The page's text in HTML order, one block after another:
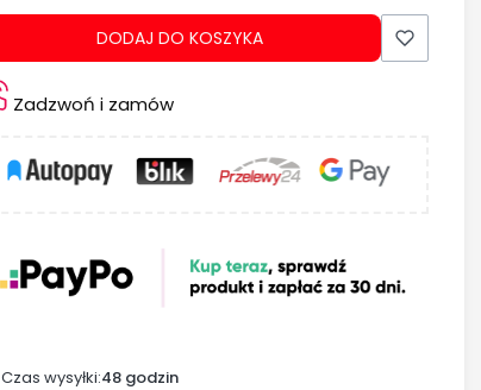
DODAJ DO KOSZYKA
Zadzwoń i zamów
Czas wysyłki:48 godzin